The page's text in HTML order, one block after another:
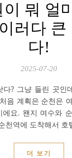
이 뭐 얼
러다 큰
다!
2025-07-20
음 계획은 순천은
에요. 왠지 여수와
천역에 도착해서
더 보기